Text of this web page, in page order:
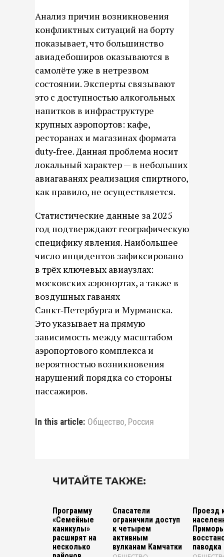
Анализ причин возникновения
конфликтных ситуаций на борту
показывает, что большинство
авиадебоширов оказываются в
самолёте уже в нетрезвом
состоянии. Эксперты связывают
это с доступностью алкогольных
напитков в инфраструктуре
крупных аэропортов: кафе,
ресторанах и магазинах формата
duty‑free. Данная проблема носит
локальный характер — в небольших
авиагаванях реализация спиртного,
как правило, не осуществляется.
Статистические данные за 2025
год подтверждают географическую
специфику явления. Наибольшее
число инцидентов зафиксировано
в трёх ключевых авиаузлах:
московских аэропортах, а также в
воздушных гаванях
Санкт‑Петербурга и Мурманска.
Это указывает на прямую
зависимость между масштабом
аэропортового комплекса и
вероятностью возникновения
нарушений порядка со стороны
пассажиров.
In this article: Общество, Россия
ЧИТАЙТЕ ТАКЖЕ:
Программу
«Семейные
каникулы»
расширят на
несколько
Спасатели
ограничили доступ
к четырем
активным
вулканам Камчатки
Проезд
паводка